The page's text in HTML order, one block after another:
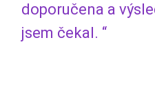
doporučena a
jsem čekal. “